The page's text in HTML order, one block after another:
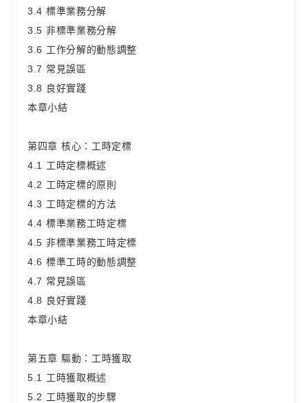
3.4 標準業務分解
3.5 非標準業務分解
3.6 工作分解的動態調整
3.7 常見誤區
3.8 良好實踐
本章小結
第四章 核心：工時定標
4.1 工時定標概述
4.2 工時定標的原則
4.3 工時定標的方法
4.4 標準業務工時定標
4.5 非標準業務工時定標
4.6 標準工時的動態調整
4.7 常見誤區
4.8 良好實踐
本章小結
第五章 驅動：工時獲取
5.1 工時獲取概述
5.2 工時獲取的步驟